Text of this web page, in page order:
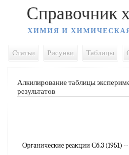
Справочник
ХИМИЯ И
Статьи Рисунки Таблицы
Алкилирование таблицы
результатов
Органические реакции Сб.3 (1951)